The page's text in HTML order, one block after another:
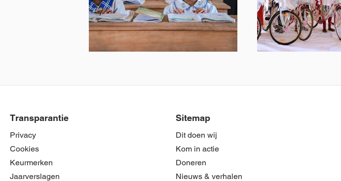
Schoolspullen
voor een hele
klas
Fietsen
voor
scholieren
Transparantie
Privacy
Cookies
Keurmerken
Jaarverslagen
Sitemap
Dit doen wij
Kom in actie
Doneren
Nieuws & verhalen